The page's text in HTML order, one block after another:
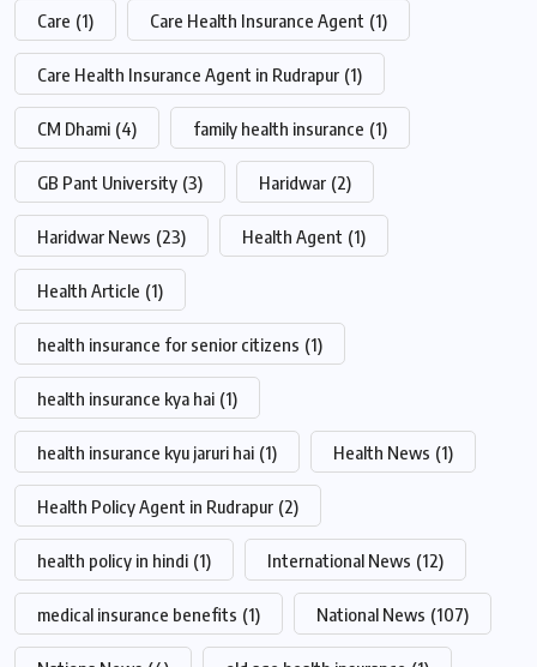
Care (1) Care Health Insurance Agent (1)
Care Health Insurance Agent in Rudrapur (1)
CM Dhami (4) family health insurance (1)
GB Pant University (3) Haridwar (2)
Haridwar News (23) Health Agent (1)
Health Article (1)
health insurance for senior citizens (1)
health insurance kya hai (1)
health insurance kyu jaruri hai (1) Health News (1)
Health Policy Agent in Rudrapur (2)
health policy in hindi (1) International News (12)
medical insurance benefits (1) National News (107)